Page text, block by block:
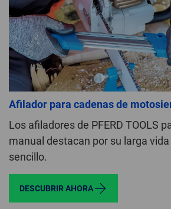
Afilador para cadenas de
Los afiladores de PFERD TOOLS
manual destacan por su larga
sencillo.
DESCUBRIR AHORA